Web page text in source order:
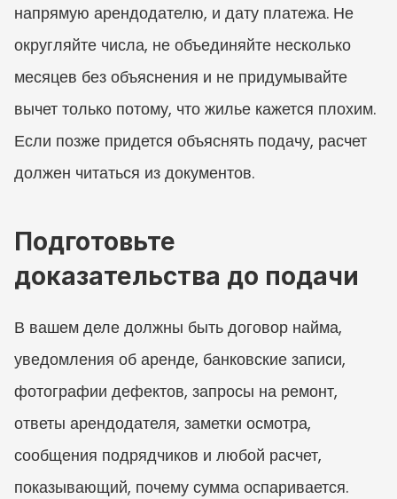
напрямую арендодателю, и дату платежа. Не
округляйте числа, не объединяйте несколько
месяцев без объяснения и не придумывайте
вычет только потому, что жилье кажется плохим.
Если позже придется объяснять подачу, расчет
должен читаться из документов.
Подготовьте
доказательства до подачи
В вашем деле должны быть договор найма,
уведомления об аренде, банковские записи,
фотографии дефектов, запросы на ремонт,
ответы арендодателя, заметки осмотра,
сообщения подрядчиков и любой расчет,
показывающий, почему сумма оспаривается.